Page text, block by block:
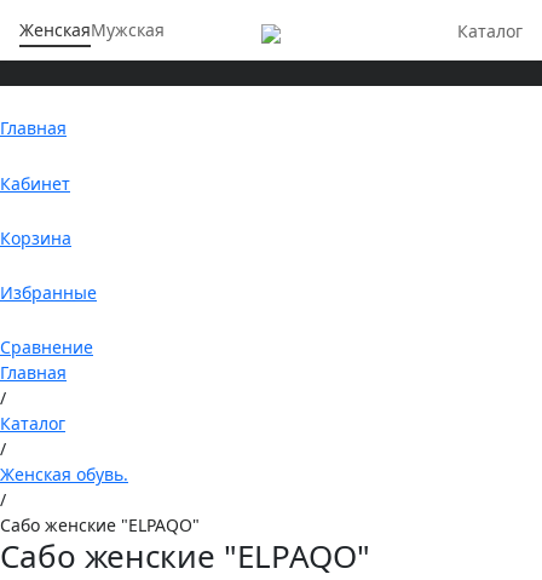
ЖенскаяМужская Каталог
Главная
Кабинет
Корзина
Избранные
Сравнение
Главная
/
Каталог
/
Женская обувь.
/
Сабо женские "ELPAQO"
Сабо женские "ELPAQO"